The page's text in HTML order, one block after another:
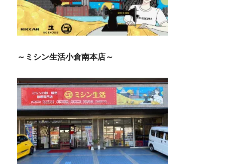
～ミシン生活小倉南本店～